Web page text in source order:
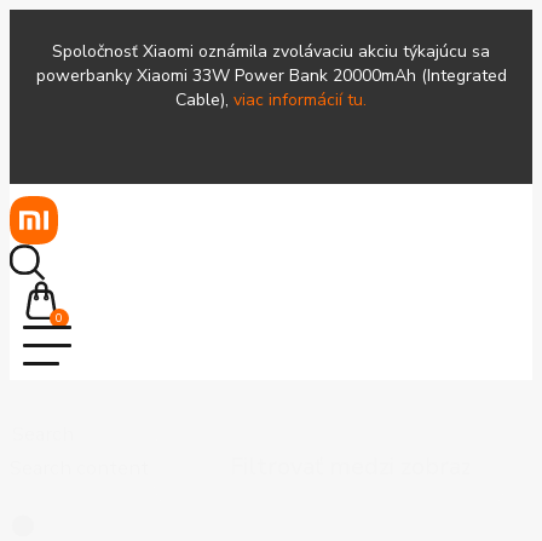
Spoločnosť Xiaomi oznámila zvolávaciu akciu týkajúcu sa
powerbanky Xiaomi 33W Power Bank 20000mAh (Integrated
Cable), viac informácií tu.
0